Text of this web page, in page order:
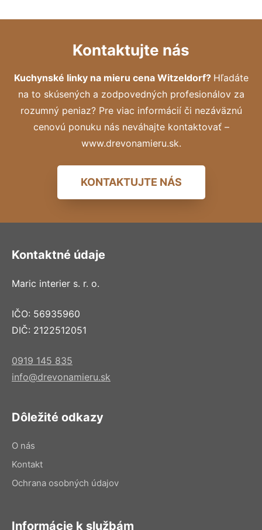
Kontaktujte nás
Kuchynské linky na mieru cena Witzeldorf? Hľadáte
na to skúsených a zodpovedných profesionálov za
rozumný peniaz? Pre viac informácií či nezáväznú
cenovú ponuku nás neváhajte kontaktovať –
www.drevonamieru.sk.
KONTAKTUJTE NÁS
Kontaktné údaje
Maric interier s. r. o.
IČO: 56935960
DIČ: 2122512051
0919 145 835
info@drevonamieru.sk
Dôležité odkazy
O nás
Kontakt
Ochrana osobných údajov
Informácie k službám